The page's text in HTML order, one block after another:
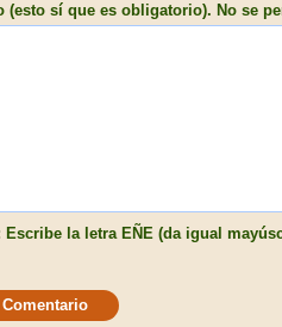
(esto sí que es obligatorio). No se
Escribe la letra EÑE (da igual